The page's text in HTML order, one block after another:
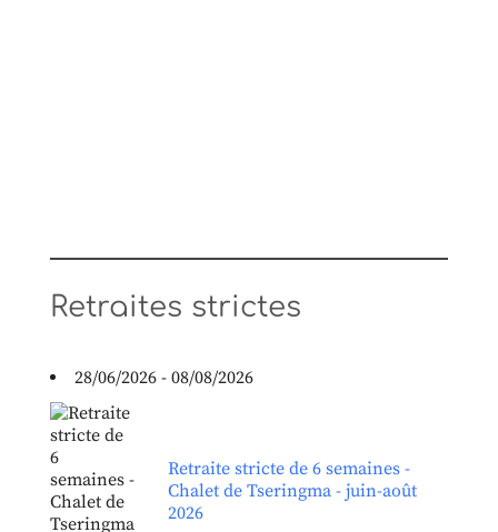
Retraites strictes
28/06/2026 - 08/08/2026
Retraite stricte de 6 semaines -
Chalet de Tseringma - juin-août
2026